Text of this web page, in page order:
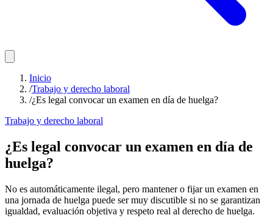
Inicio
/Trabajo y derecho laboral
/¿Es legal convocar un examen en día de huelga?
Trabajo y derecho laboral
¿Es legal convocar un examen en día de
huelga?
No es automáticamente ilegal, pero mantener o fijar un examen en
una jornada de huelga puede ser muy discutible si no se garantizan
igualdad, evaluación objetiva y respeto real al derecho de huelga.